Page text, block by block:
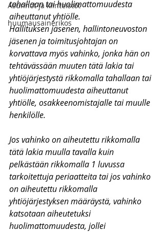
Asunnot ja kiinteistöt
huumausainerikos
tahallaan tai huolimattomuudesta
aiheuttanut yhtiölle.
Hallituksen jäsenen, hallintoneuvoston
jäsenen ja toimitusjohtajan on
korvattava myös vahinko, jonka hän on
tehtävässään muuten tätä lakia tai
yhtiöjärjestystä rikkomalla tahallaan tai
huolimattomuudesta aiheuttanut
yhtiölle, osakkeenomistajalle tai muulle
henkilölle.
Jos vahinko on aiheutettu rikkomalla
tätä lakia muulla tavalla kuin
pelkästään rikkomalla 1 luvussa
tarkoitettuja periaatteita tai jos vahinko
on aiheutettu rikkomalla
yhtiöjärjestyksen määräystä, vahinko
katsotaan aiheutetuksi
huolimattomuudesta, jollei